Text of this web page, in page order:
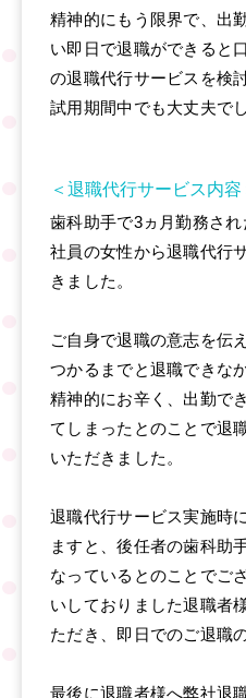
精神的にもう限界で、出
い即日で退職ができると
の退職代行サービスを検
試用期間中でも大丈夫で
＜退職代行サービス内容
歯科助手で3ヵ月勤務さ
社員の女性から退職代行
きました。
ご自身で退職の意志を伝
つかるまでと退職できな
精神的にお辛く、出勤で
てしまったとのことで退
いただきました。
退職代行サービス実施時
ますと、後任者の歯科助
なっているとのことでご
いしておりました退職者
ただき、即日でのご退職
最後に退職者様へ弊社退